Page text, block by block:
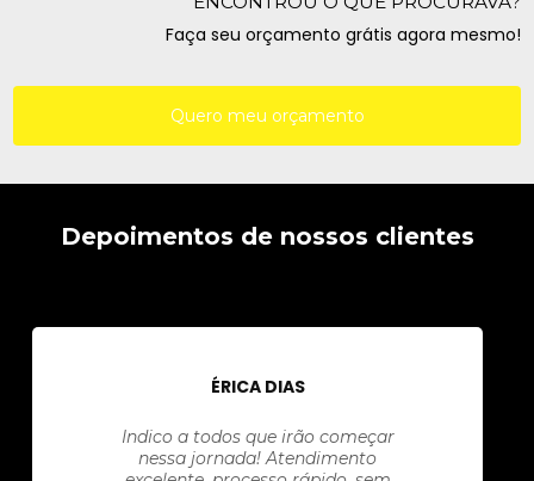
Faça seu orçamento grátis agora mesmo!
Quero meu orçamento
Depoimentos de nossos clientes
ÉRICA DIAS
Indico a todos que irão começar
nessa jornada! Atendimento